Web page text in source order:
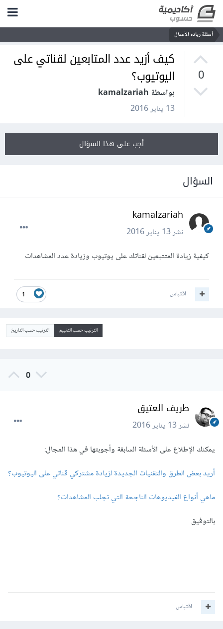
أسئلة ريادة الأعمال
0
كيف أزيد عدد المتابعين لقناتي على
اليوتيوب؟
بواسطة kamalzariah
13 يناير 2016
أجب على هذا السؤال
السؤال
kamalzariah
نشر13 يناير 2016
كيفية زيادة المتتبعين لقناتك على يوتيوب وزيادة عدد المشاهدات
1 اقتباس
الترتيب حسب التقييم الترتيب حسب التاريخ
0
طريف العتيق
نشر13 يناير 2016
يمكنك الإطلاع على الأسئلة السابقة وأجوبتها في هذا المجال:
أريد بعض الطرق والتقنيات الجديدة لزيادة مشتركي قناتي على اليوتيوب؟
ماهي أنواع الفيديوهات الناجحة التي تجلب المشاهدات؟
بالتوفيق
اقتباس